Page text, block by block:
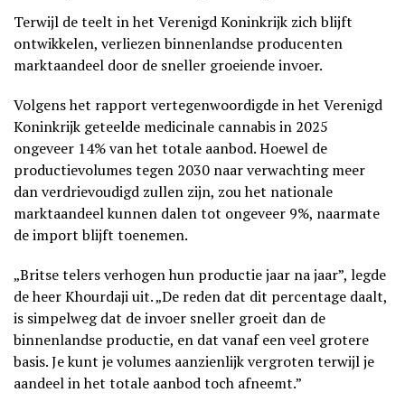
Terwijl de teelt in het Verenigd Koninkrijk zich blijft
ontwikkelen, verliezen binnenlandse producenten
marktaandeel door de sneller groeiende invoer.
Volgens het rapport vertegenwoordigde in het Verenigd
Koninkrijk geteelde medicinale cannabis in 2025
ongeveer 14% van het totale aanbod. Hoewel de
productievolumes tegen 2030 naar verwachting meer
dan verdrievoudigd zullen zijn, zou het nationale
marktaandeel kunnen dalen tot ongeveer 9%, naarmate
de import blijft toenemen.
„Britse telers verhogen hun productie jaar na jaar”, legde
de heer Khourdaji uit. „De reden dat dit percentage daalt,
is simpelweg dat de invoer sneller groeit dan de
binnenlandse productie, en dat vanaf een veel grotere
basis. Je kunt je volumes aanzienlijk vergroten terwijl je
aandeel in het totale aanbod toch afneemt.”